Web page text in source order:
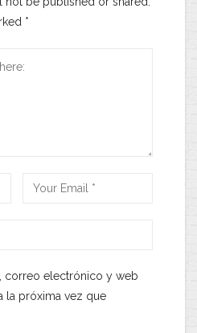
*
correo electrónico y web
la próxima vez que